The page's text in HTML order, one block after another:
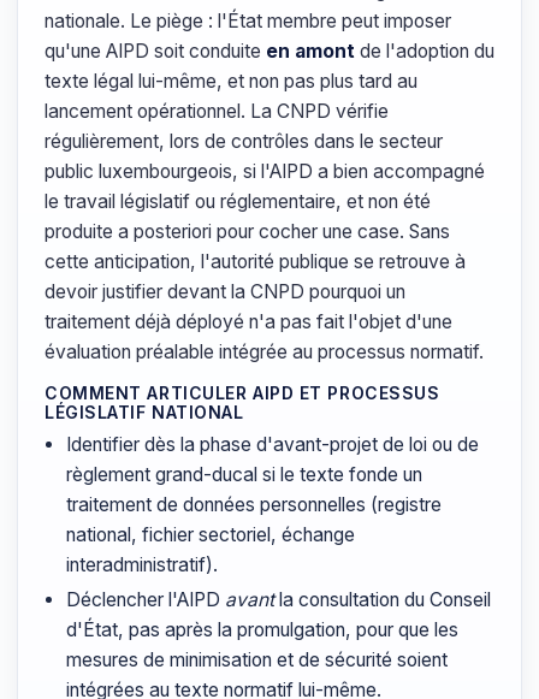
nationale. Le piège : l'État membre peut imposer
qu'une AIPD soit conduite en amont de l'adoption du
texte légal lui-même, et non pas plus tard au
lancement opérationnel. La CNPD vérifie
régulièrement, lors de contrôles dans le secteur
public luxembourgeois, si l'AIPD a bien accompagné
le travail législatif ou réglementaire, et non été
produite a posteriori pour cocher une case. Sans
cette anticipation, l'autorité publique se retrouve à
devoir justifier devant la CNPD pourquoi un
traitement déjà déployé n'a pas fait l'objet d'une
évaluation préalable intégrée au processus normatif.
COMMENT ARTICULER AIPD ET PROCESSUS
LÉGISLATIF NATIONAL
Identifier dès la phase d'avant-projet de loi ou de
règlement grand-ducal si le texte fonde un
traitement de données personnelles (registre
national, fichier sectoriel, échange
interadministratif).
Déclencher l'AIPD avantla consultation du Conseil
d'État, pas après la promulgation, pour que les
mesures de minimisation et de sécurité soient
intégrées au texte normatif lui-même.